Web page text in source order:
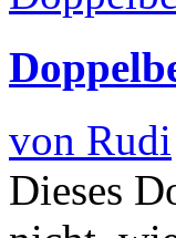
von Rudi
Dieses